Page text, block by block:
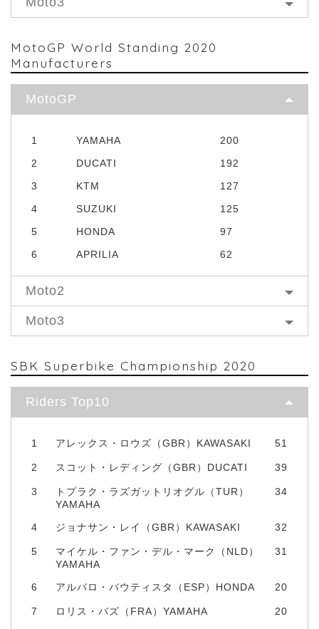
MotoGP World Standing 2020
Manufacturers
MotoGP
1 YAMAHA
200
2
DUCATI
192
3
KTM
127
4
SUZUKI
125
5
HONDA
97
6
APRILIA 62
Moto2
Moto3
SBK Superbike Championship 2020
Riders Top10
1 アレックス・ロウズ（GBR）KAWASAKI 51
2 スコット・レディング（GBR）DUCATI 39
3
トプラク・ラズガットリオグル（TUR）
YAMAHA
34
4 ジョナサン・レイ（GBR）KAWASAKI 32
5
マイケル・ファン・デル・マーク（NLD）
YAMAHA
31
6 アルバロ・バウティスタ（ESP）HONDA 20
7 ロリス・バズ（FRA）YAMAHA 20